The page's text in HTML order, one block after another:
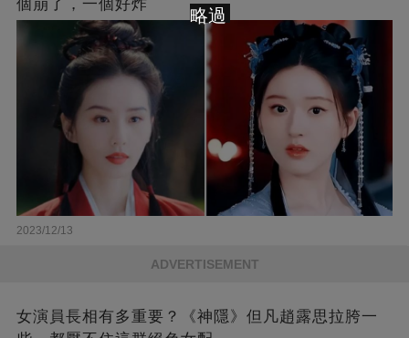
個崩了，一個好炸
2023/12/13
ADVERTISEMENT
女演員長相有多重要？《神隱》但凡趙露思拉胯一
略過